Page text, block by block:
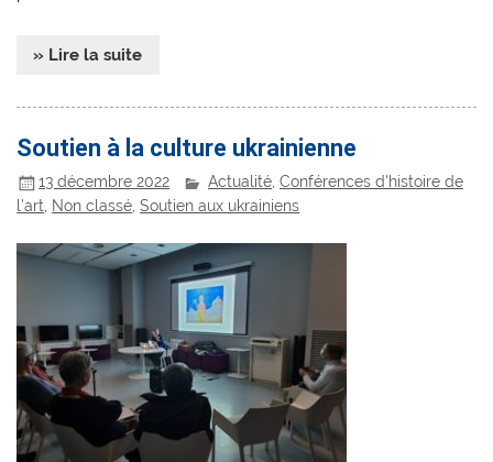
» Lire la suite
Soutien à la culture ukrainienne
13 décembre 2022 Actualité ,Conférences d'histoire de
l'art Non classé ,Soutien aux ukrainiens